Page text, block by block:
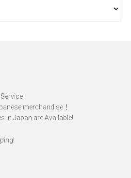
merchandise！
in Japan are Available!